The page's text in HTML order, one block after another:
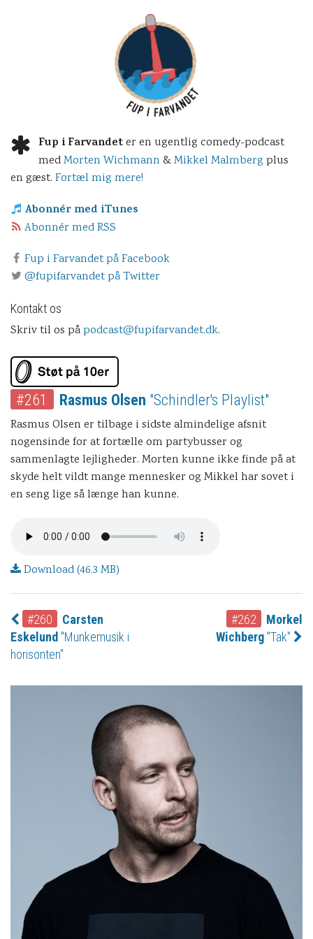
Fup i Farvandeter en ugentlig comedy-podcast
medMorten Wichmann &Mikkel Malmberg plus
en gæst. Fortæl mig mere!
Abonnér med iTunes
Abonnér med RSS
Fup i Farvandet på Facebook
@fupifarvandet på Twitter
Kontakt os
Skriv til os påpodcast@fupifarvandet.dk.
#261 Rasmus Olsen "Schindler's Playlist"
Rasmus Olsen er tilbage i sidste almindelige afsnit
nogensinde for at fortælle om partybusser og
sammenlagte lejligheder. Morten kunne ikke finde på at
skyde helt vildt mange mennesker og Mikkel har sovet i
en seng lige så længe han kunne.
Download (46.3 MB)
#260
Carsten
Eskelund "Munkemusik i
horisonten"
#262
Morkel
Wichberg "Tak"